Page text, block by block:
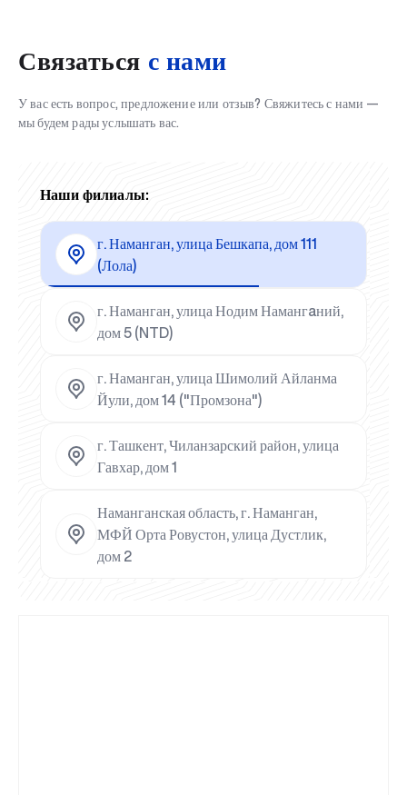
Связаться с нами
У вас есть вопрос, предложение или отзыв? Свяжитесь с нами —
мы будем рады услышать вас.
Наши филиалы:
г. Наманган, улица Бешкапа, дом 111
(Лола)
г. Наманган, улица Нодим Намангaний,
дом 5 (NTD)
г. Наманган, улица Шимолий Айланма
Йули, дом 14 ("Промзона")
г. Ташкент, Чиланзарский район, улица
Гавхар, дом 1
Наманганская область, г. Наманган,
МФЙ Орта Ровустон, улица Дустлик,
дом 2